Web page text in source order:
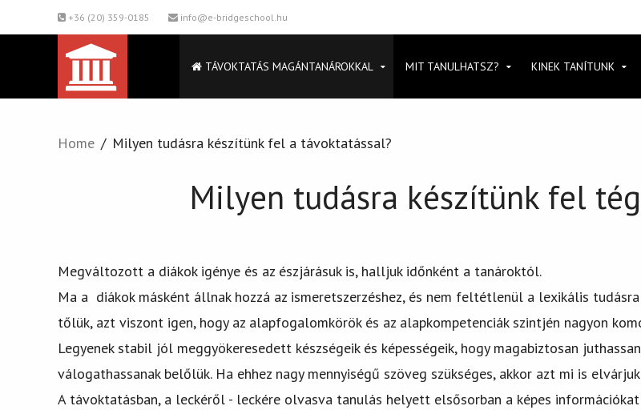
+36 (20) 359-0185 info@e-bridgeschool.hu
TÁVOKTATÁS MAGÁNTANÁROKKAL MIT TANULHATSZ? KINEK TANÍTUNK
Home Milyen tudásra készítünk fel a távoktatással?
Milyen tudásra készítünk fel
Megváltozott a diákok igénye és az észjárásuk is, halljuk időnként a tanároktól.
Ma a diákok másként állnak hozzá az ismeretszerzéshez, és nem feltétlenül a lexikális
tőlük, azt viszont igen, hogy az alapfogalomkörök és az alapkompetenciák szintjén nagyon
Legyenek stabil jól meggyökeresedett készségeik és képességeik, hogy magabiztosan
válogathassanak belőlük. Ha ehhez nagy mennyiségű szöveg szükséges, akkor azt mi is
A távoktatásban, a leckéről - leckére olvasva tanulás helyett elsősorban a képes